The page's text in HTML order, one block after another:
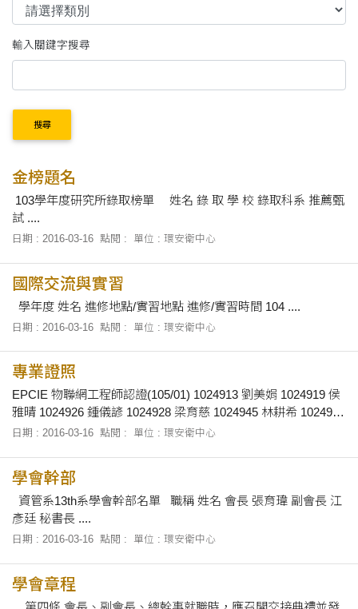
輸入關鍵字搜尋
搜尋
金榜題名
103學年度研究所錄取榜單 姓名 錄 取 學 校 錄取科系 推薦甄
試 ....
日期 : 2016-03-16 點閱 : 單位 : 環安衛中心
國際交流與實習
學年度 姓名 進修地點/實習地點 進修/實習時間 104 ....
日期 : 2016-03-16 點閱 : 單位 : 環安衛中心
專業證照
EPCIE 物聯網工程師認證(105/01) 1024913 劉美娟 1024919 侯
雅晴 1024926 鍾儀諺 1024928 梁育慈 1024945 林耕希 1024947
陳....
日期 : 2016-03-16 點閱 : 單位 : 環安衛中心
學會幹部
彥廷 秘書長 ....
日期 : 2016-03-16 點閱 : 單位 : 環安衛中心
學會章程